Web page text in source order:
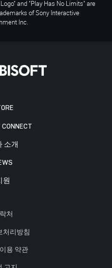
소개
원
처
처리방침
용 약관
and "Play Has No Limits" are
of Sony Interactive
Inc.